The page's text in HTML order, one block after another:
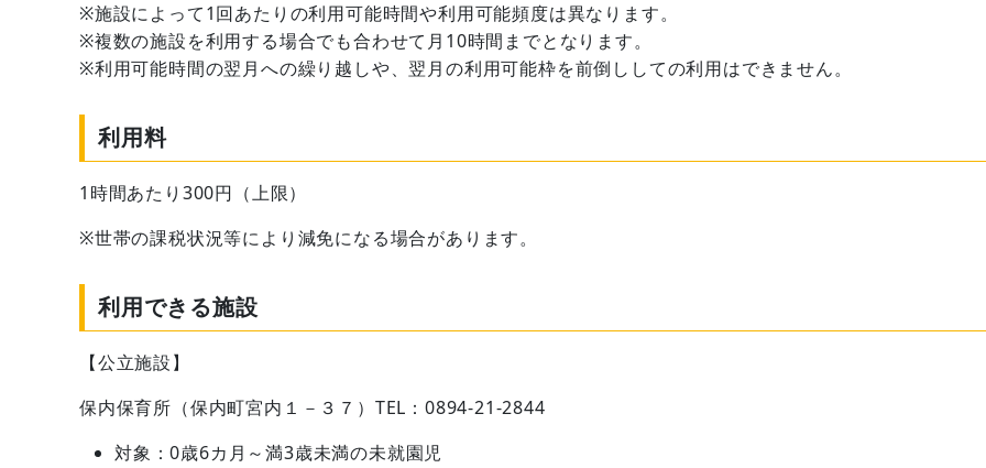
※施設によって1回あたりの利用可能時間や利用可能頻度は異なります。
※複数の施設を利用する場合でも合わせて月10時間までとなります。
※利用可能時間の翌月への繰り越しや、翌月の利用可能枠を前倒ししての利用はできません。
利用料
1時間あたり300円（上限）
※世帯の課税状況等により減免になる場合があります。
利用できる施設
【公立施設】
保内保育所（保内町宮内１－３７）TEL：0894-21-2844
対象：0歳6カ月～満3歳未満の未就園児